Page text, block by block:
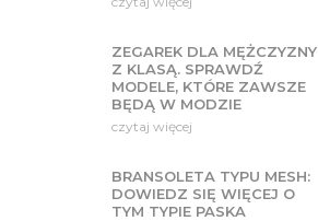
ZEGAREK DLA MĘŻCZYZNY
Z KLASĄ. SPRAWDŹ
MODELE, KTÓRE ZAWSZE
BĘDĄ W MODZIE
czytaj więcej
BRANSOLETA TYPU MESH:
DOWIEDZ SIĘ WIĘCEJ O
TYM TYPIE PASKA